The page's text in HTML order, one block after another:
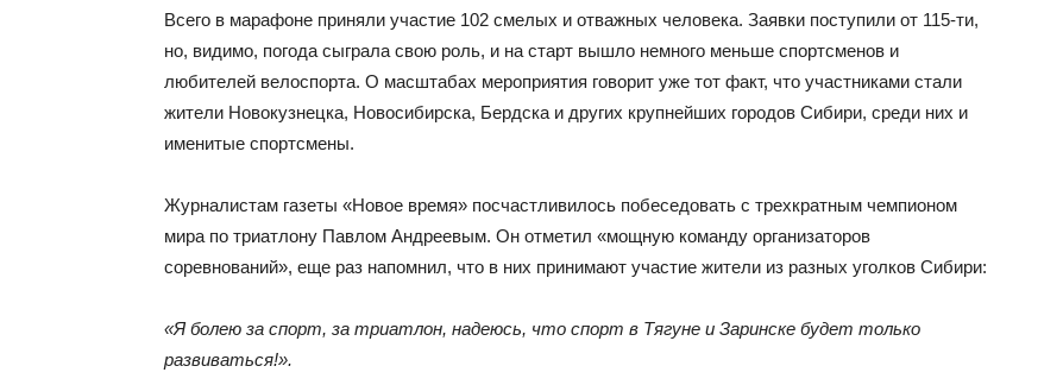
Всего в марафоне приняли участие 102 смелых и отважных человека. Заявки поступили от 115-ти,
но, видимо, погода сыграла свою роль, и на старт вышло немного меньше спортсменов и
любителей велоспорта. О масштабах мероприятия говорит уже тот факт, что участниками стали
жители Новокузнецка, Новосибирска, Бердска и других крупнейших городов Сибири, среди них и
именитые спортсмены.
Журналистам газеты «Новое время» посчастливилось побеседовать с трехкратным чемпионом
мира по триатлону Павлом Андреевым. Он отметил «мощную команду организаторов
соревнований», еще раз напомнил, что в них принимают участие жители из разных уголков Сибири:
«Я болею за спорт, за триатлон, надеюсь, что спорт в Тягуне и Заринске будет только
развиваться!».